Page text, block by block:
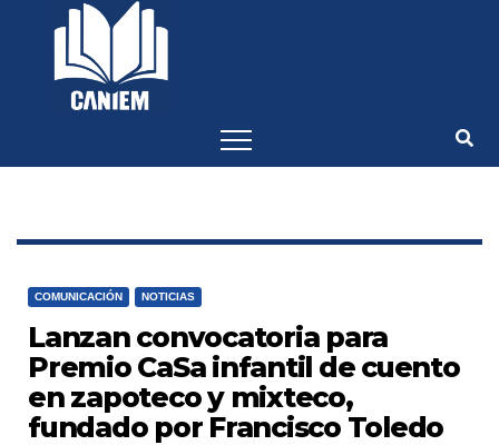
COMUNICACIÓN NOTICIAS
Lanzan convocatoria para
Premio CaSa infantil de cuento
en zapoteco y mixteco,
fundado por Francisco Toledo